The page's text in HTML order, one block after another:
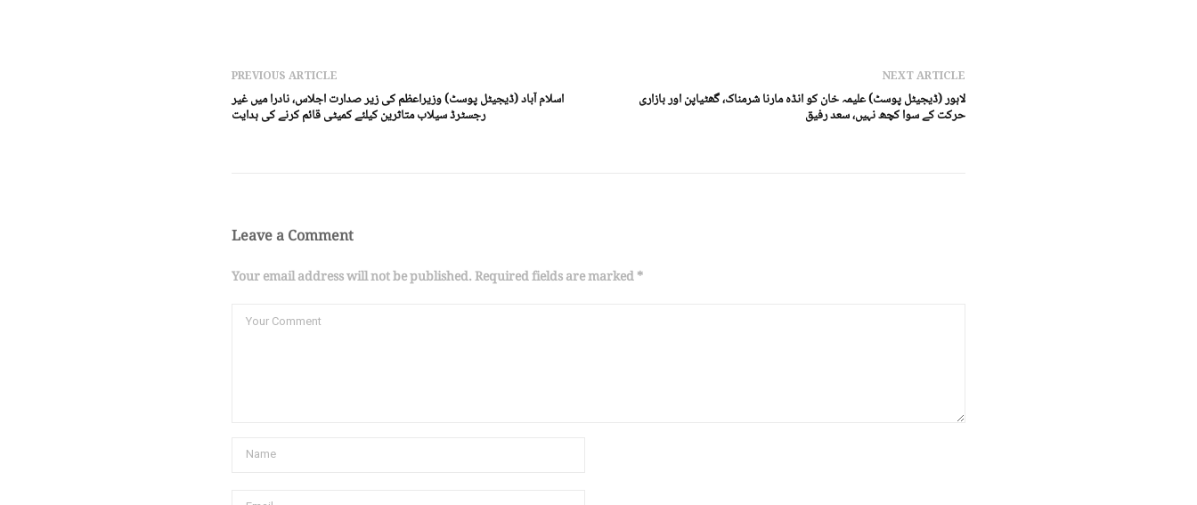
PREVIOUS ARTICLE
اسلام آباد (ڈیجیٹل پوسٹ) وزیراعظم کی زیر صدارت اجلاس، نادرا میں غیر
رجسٹرڈ سیلاب متاثرین کیلئے کمیٹی قائم کرنے کی ہدایت
NEXT ARTICLE
لاہور (ڈیجیٹل پوسٹ) علیمہ خان کو انڈہ مارنا شرمناک، گھٹیاپن اور بازاری
حرکت کے سوا کچھ نہیں، سعد رفیق
Leave a Comment
Your email address will not be published. Required fields are marked *